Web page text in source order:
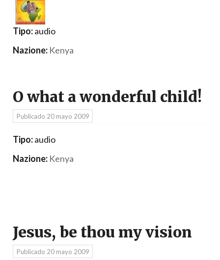
Tipo:audio
Nazione: Kenya
O what a wonderful child!
Publicado 20 mayo 2009
Tipo:audio
Nazione: Kenya
Jesus, be thou my vision
Publicado 20 mayo 2009